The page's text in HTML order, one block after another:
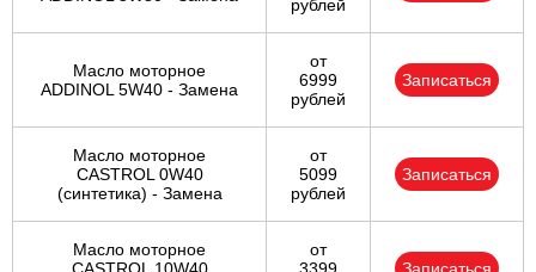
рублей
Масло моторное
ADDINOL 5W40 - Замена
от
6999
рублей
Записаться
Масло моторное
CASTROL 0W40
(синтетика) - Замена
от
5099
рублей
Записаться
Масло моторное
от